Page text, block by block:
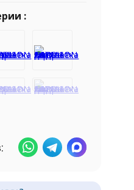
: